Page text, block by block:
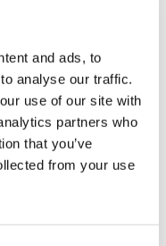
and ads, to
analyse our traffic.
use of our site with
partners who
that you’ve
from your use